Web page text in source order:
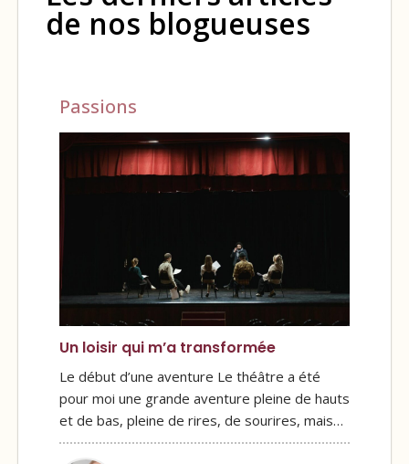
de nos blogueuses
Passions
Un loisir qui m’a transformée
Le début d’une aventure Le théâtre a été
pour moi une grande aventure pleine de hauts
et de bas, pleine de rires, de sourires, mais…